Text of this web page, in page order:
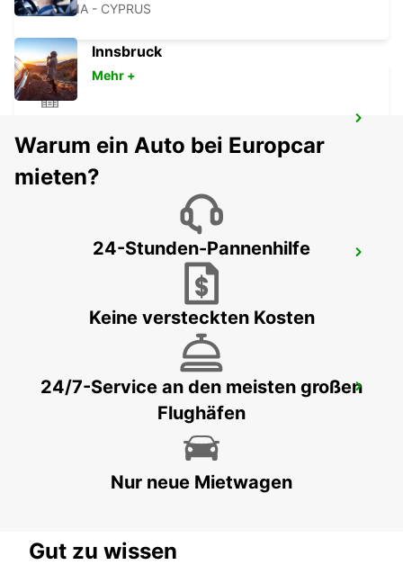
NICOSIA - CYPRUS
LARNACA - CYPRUS
LARNACA FLUGHAFEN
PROTARAS
PROTARAS - CYPRUS
Innsbruck
Mehr +
Warum ein Auto bei Europcar
mieten?
24-Stunden-Pannenhilfe
Keine versteckten Kosten
24/7-Service an den meisten großen
Flughäfen
Nur neue Mietwagen
Gut zu wissen